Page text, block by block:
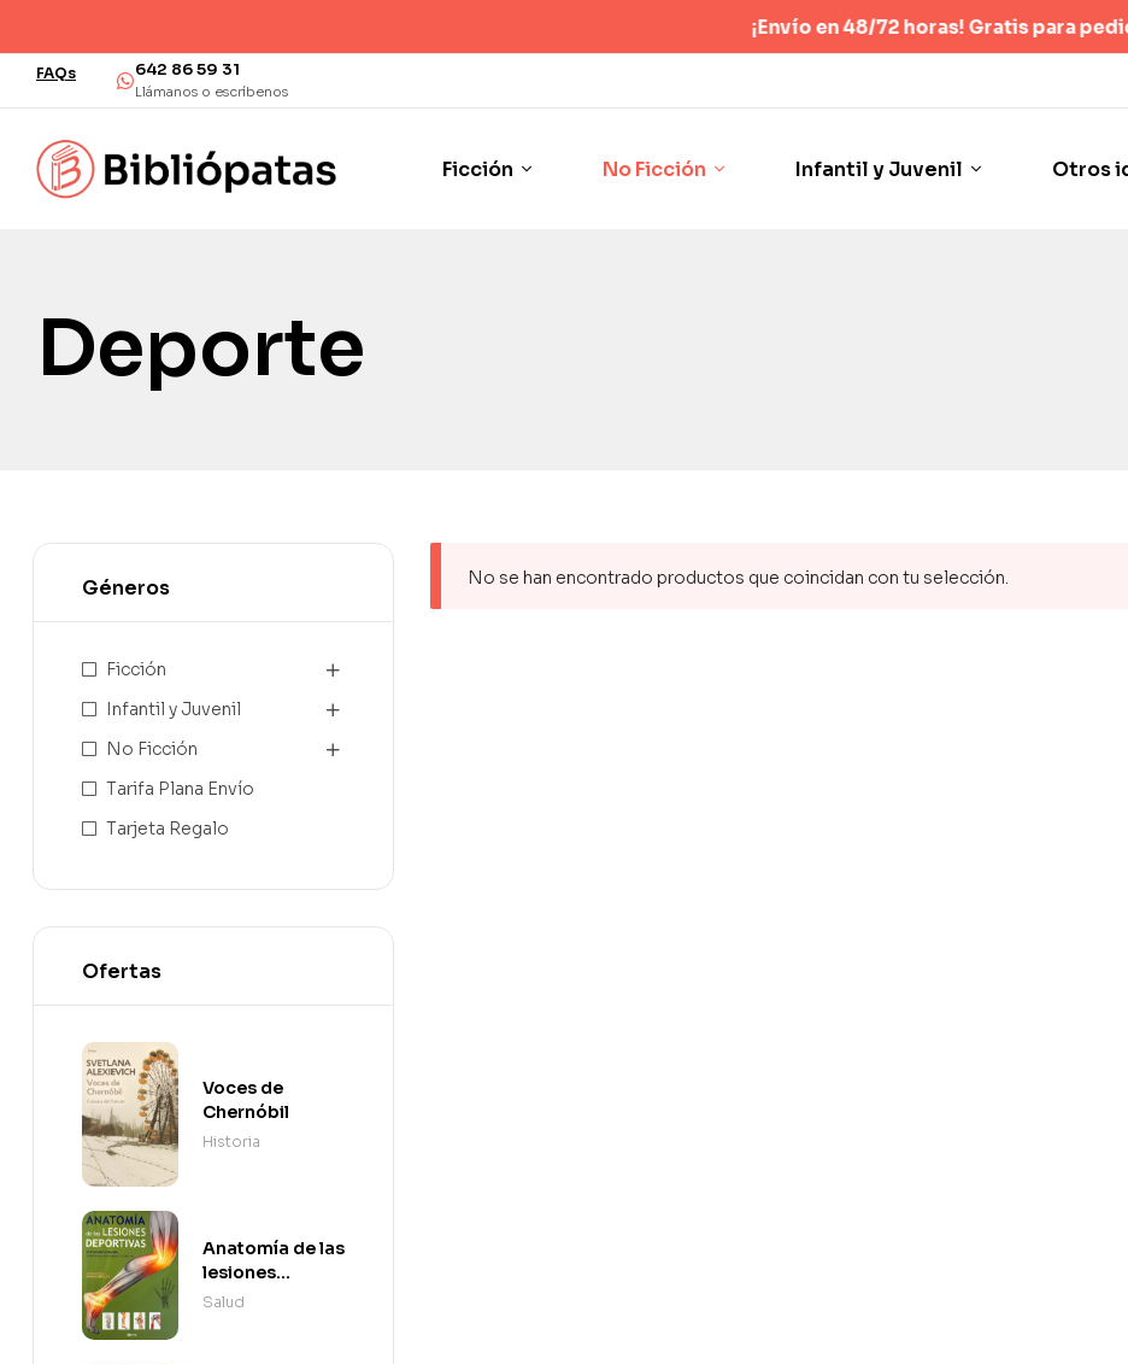
¡Envío en 48/72 horas! Gratis para pedidos
FAQs 642 86 59 31
Llámanos o escríbenos
Ficción No Ficción Infantil y Juvenil Otros
Deporte
No se han encontrado productos que coincidan con tu selección.
Géneros
Ficción
Infantil y Juvenil
No Ficción
Tarifa Plana Envío
Tarjeta Regalo
Ofertas
Voces de
Chernóbil
Historia
Anatomía de las
lesiones
deportivas
Salud